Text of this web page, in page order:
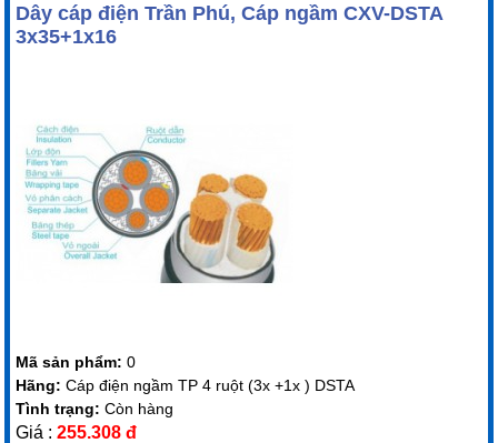
Dây cáp điện Trần Phú, Cáp ngầm CXV-DSTA
3x35+1x16
Mã sản phẩm:0
Hãng:Cáp điện ngầm TP 4 ruột (3x +1x ) DSTA
Tình trạng:Còn hàng
Giá :255.308 đ